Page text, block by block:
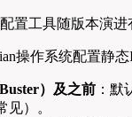
置工具随版本演进
）及之前 ：默
见）。